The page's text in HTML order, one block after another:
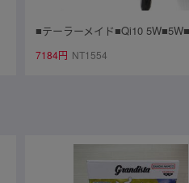
■テーラーメイド■Qi10
amana BLUE TM50(Qi10 FW)■
7184円 NT1554